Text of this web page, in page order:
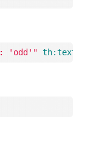
'odd'" th:text